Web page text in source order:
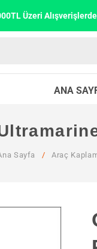
Üzeri
ANA
Sayfa / Araç